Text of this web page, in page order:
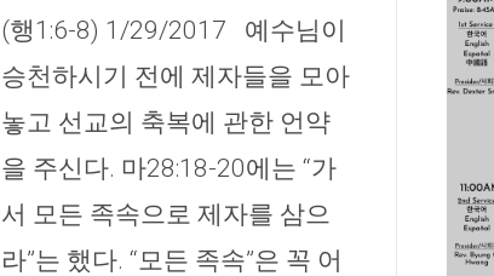
(행1:6-8) 1/29/2017 예수님이
승천하시기 전에 제자들을 모아
놓고 선교의 축복에 관한 언약
을 주신다. 마28:18-20에는 “가
서 모든 족속으로 제자를 삼으
라”는 했다. “모든 족속”은 꼭 어